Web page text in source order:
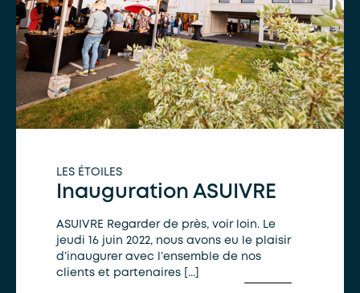
LES ÉTOILES
Inauguration ASUIVRE
ASUIVRE Regarder de près, voir loin. Le
jeudi 16 juin 2022, nous avons eu le plaisir
d’inaugurer avec l’ensemble de nos
clients et partenaires [...]